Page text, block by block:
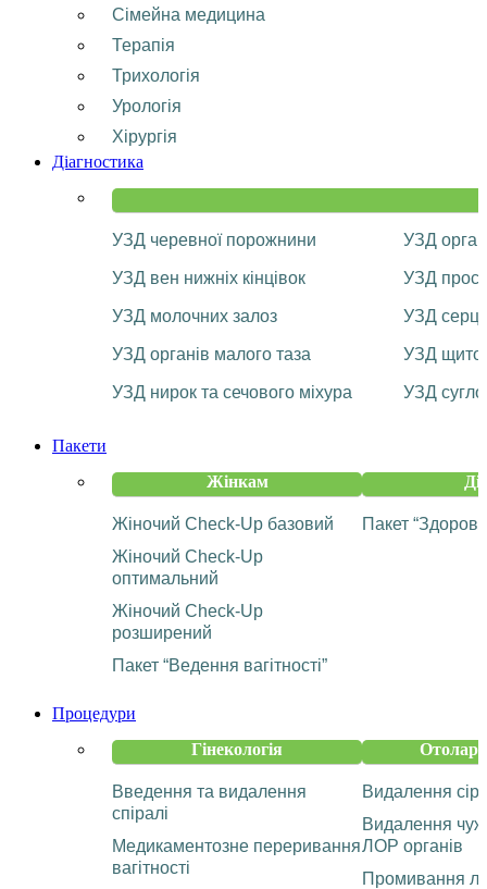
Сімейна медицина
Терапія
Трихологія
Урологія
Хірургія
Діагностика
УЗД черевної порожнини
УЗД вен нижніх кінцівок
УЗД молочних залоз
УЗД органів малого таза
УЗД нирок та сечового міхура
УЗД
УЗД
УЗД
УЗД
УЗД
Пакети
Жінкам
Жіночий Check-Up базовий
Жіночий Check-Up
оптимальний
Жіночий Check-Up
розширений
Пакет “Ведення вагітності”
Пакет
Процедури
Гінекологія
Введення та видалення
спіралі
Медикаментозне переривання
вагітності
Видалення
Видалення
ЛОР органів
Промивання